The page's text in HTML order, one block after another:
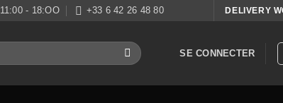
11:00 - 18:OO +33 6 42 26 48 80 DELIVERY
SE CONNECTER